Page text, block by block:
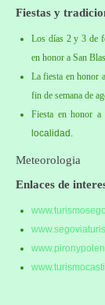
Fiestas y
Los días 2 y 3 de
en honor a San
La fiesta en honor
fin de semana de
Fiesta en honor
localidad.
Meteorologia
Enlaces de